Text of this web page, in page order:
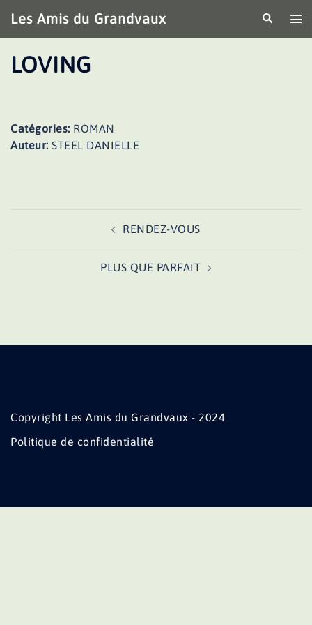
au
contenu
Les Amis du Grandvaux
le
LOVING
Catégories: ROMAN
Auteur: STEEL DANIELLE
RENDEZ-VOUS
PLUS QUE PARFAIT
Copyright Les Amis du Grandvaux - 2024
Politique de confidentialité